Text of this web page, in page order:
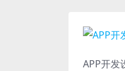
APP开发